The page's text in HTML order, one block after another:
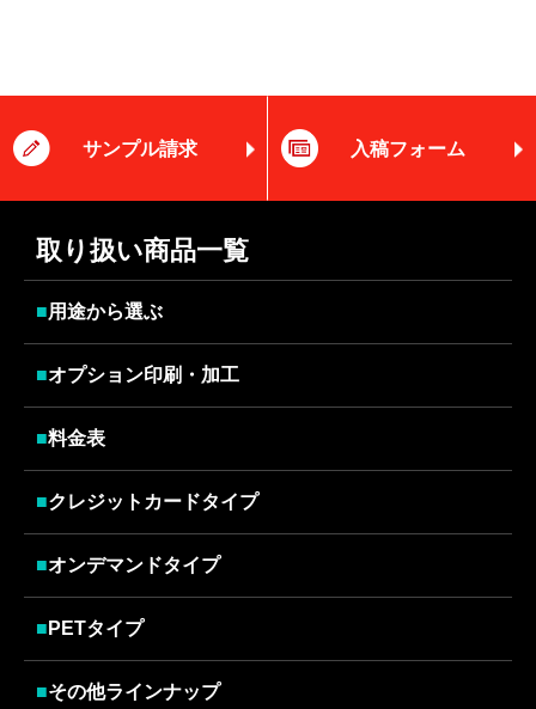
サンプル請求 入稿フォーム
取り扱い商品一覧
■用途から選ぶ
■オプション印刷・加工
■料金表
■クレジットカードタイプ
■オンデマンドタイプ
■ PETタイプ
■その他ラインナップ